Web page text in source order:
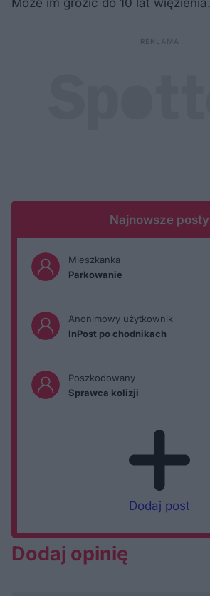
Najnowsze posty
Mieszkanka
Parkowanie
Anonimowy użytkownik
InPost po chodnikach
Poszkodowany
Sprawca kolizji
Dodaj post
Dodaj opinię